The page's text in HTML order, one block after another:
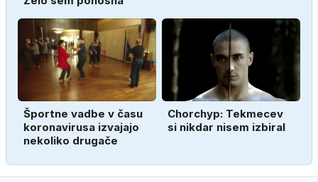
Športne vadbe v času
koronavirusa izvajajo
nekoliko drugače
Chorchyp: Tekmecev
si nikdar nisem izbiral